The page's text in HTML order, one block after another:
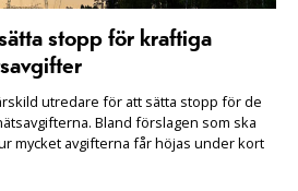
stopp för kraftiga
utredare för att sätta stopp för de
Bland förslagen som ska
mycket avgifterna får höjas under kort